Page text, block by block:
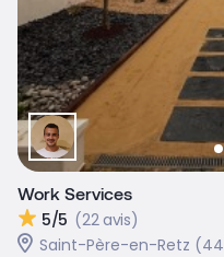
Work Services
5/5 (22 avis)
Saint-Père-en-Retz